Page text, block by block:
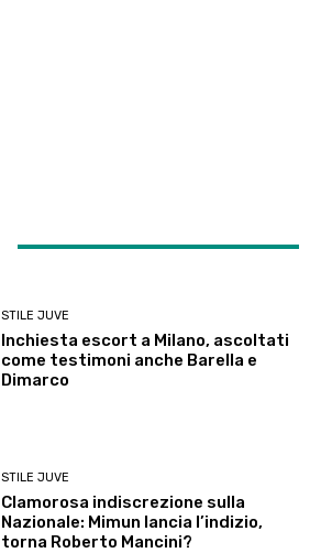
STILE JUVE
Inchiesta escort a Milano, ascoltati
come testimoni anche Barella e
Dimarco
STILE JUVE
Clamorosa indiscrezione sulla
Nazionale: Mimun lancia l’indizio,
torna Roberto Mancini?